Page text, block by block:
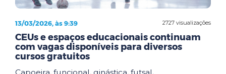
2727 visualizações
13/03/2026, às 9:39
CEUs e espaços educacionais continuam
com vagas disponíveis para diversos
cursos gratuitos
Capoeira, funcional, ginástica, futsal,